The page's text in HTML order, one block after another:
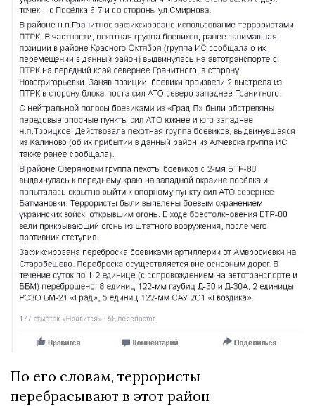
По его словам, террористы
перебрасывают в этот район